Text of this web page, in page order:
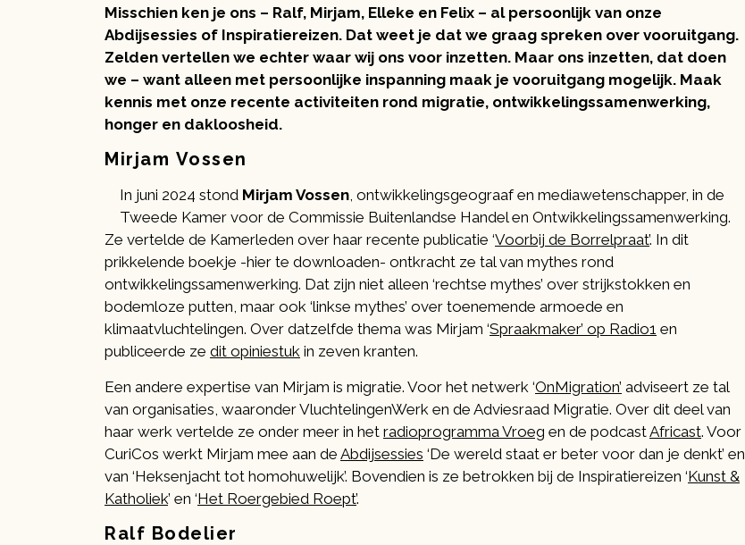
Misschien ken je ons – Ralf, Mirjam, Elleke en Felix – al persoonlijk van onze
Abdijsessies of Inspiratiereizen. Dat weet je dat we graag spreken over vooruitgang.
Zelden vertellen we echter waar wij ons voor inzetten. Maar ons inzetten, dat doen
we – want alleen met persoonlijke inspanning maak je vooruitgang mogelijk. Maak
kennis met onze recente activiteiten rond migratie, ontwikkelingssamenwerking,
honger en dakloosheid.
Mirjam Vossen
In juni 2024 stond Mirjam Vossen, ontwikkelingsgeograaf en mediawetenschapper, in de
Tweede Kamer voor de Commissie Buitenlandse Handel en Ontwikkelingssamenwerking.
Ze vertelde de Kamerleden over haar recente publicatie ‘Voorbij de Borrelpraat’. In dit
prikkelende boekje -hier te downloaden- ontkracht ze tal van mythes rond
ontwikkelingssamenwerking. Dat zijn niet alleen ‘rechtse mythes’ over strijkstokken en
bodemloze putten, maar ook ‘linkse mythes’ over toenemende armoede en
klimaatvluchtelingen. Over datzelfde thema was Mirjam ‘Spraakmaker’ op Radio1 en
publiceerde ze dit opiniestuk in zeven kranten.
Een andere expertise van Mirjam is migratie. Voor het netwerk ‘OnMigration’ adviseert ze tal
van organisaties, waaronder VluchtelingenWerk en de Adviesraad Migratie. Over dit deel van
haar werk vertelde ze onder meer in het radioprogramma Vroeg en de podcastAfricast. Voor
CuriCos werkt Mirjam mee aan de Abdijsessies ‘De wereld staat er beter voor dan je denkt’ en
van ‘Heksenjacht tot homohuwelijk’. Bovendien is ze betrokken bij de Inspiratiereizen ‘Kunst &
Katholiek’ en ‘Het Roergebied Roept’.
Ralf Bodelier